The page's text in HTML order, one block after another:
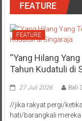
FEATURE
FEATURE
“Yang Hilang
Tahun Kudatuli di
27 Juli 2026 Bali
//jika rakyat pergi/
hati/barangkali